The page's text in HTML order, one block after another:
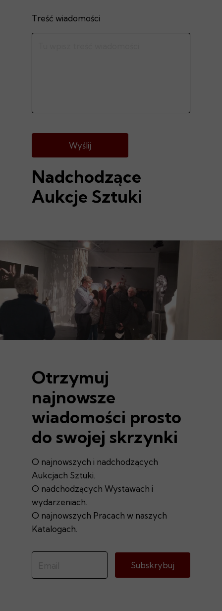
Treść wiadomości
Wyślij
Nadchodzące
Aukcje Sztuki
Otrzymuj
najnowsze
wiadomości prosto
do swojej skrzynki
O najnowszych i nadchodzących
Aukcjach Sztuki.
O nadchodzących Wystawach i
wydarzeniach.
O najnowszych Pracach w naszych
Katalogach.
Subskrybuj